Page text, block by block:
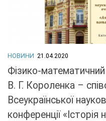
НОВИНИ 21.04.2020
Фізико-
В. Г. Короленка –
Всеукраїнської
конференції